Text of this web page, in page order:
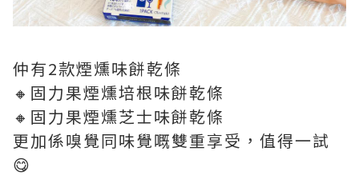
仲有2款煙燻味餅乾條
🔸固力果煙燻培根味餅乾條
🔸固力果煙燻芝士味餅乾條
更加係嗅覺同味覺嘅雙重享受，值得一試
😋